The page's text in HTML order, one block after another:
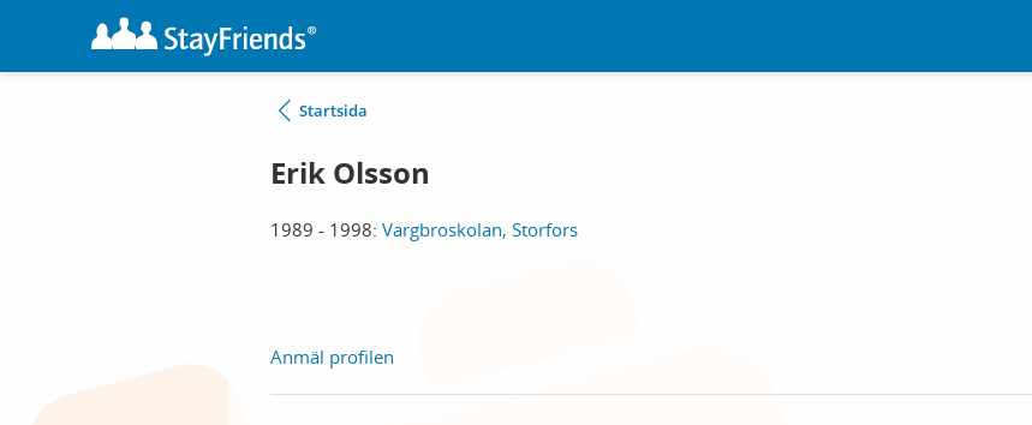
Startsida
Erik Olsson
1989 - 1998: Vargbroskolan, Storfors
Anmäl profilen